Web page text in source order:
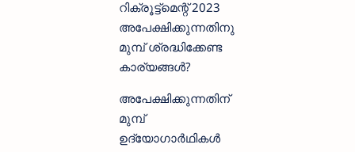
റിക്രൂട്ട്മെന്റ് 2023
അപേക്ഷിക്കുന്നതിനു
മുമ്പ് ശ്രദ്ധിക്കേണ്ട
കാര്യങ്ങള്‍?
അപേക്ഷിക്കുന്നതിന്
മുമ്പ്
ഉദ്യോഗാര്‍ഥികള്‍